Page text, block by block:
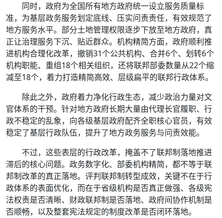
同时，政府为全国所有地方政府统一设立服务质量标
准，为基层政务服务划定底线、压实问责责任，有效规范了
地方服务水平。部分土地管理权限逐步下放至地方政府，真
正让治理服务下沉、贴近群众。机构精简方面，政府顺利推
进机构合理化改革，撤销31个公共机构、合并6个、划转6个
机构职能、重组18个相关组织，还将联邦部委数量从22个缩
减至18个，着力打造精简高效、层级扁平的联邦行政体系。
除此之外，政府着力净化行政生态，减少政治力量对文
官体系的干预。针对地方政府长期大量由代理长官履职、行
政不稳定的乱象，向各级基层政府配齐全职核心官员，有效
稳定了基层行政队伍，提升了地方政务服务与问责效能。
不过，这些表层的行政改革，掩盖不了联邦制落地推进
滞后的核心问题。政务数字化、部委机构精简，都不等于联
邦制改革的真正落地。评判联邦制转型成效，关键不在于行
政体系的表面优化，而在于省级机构是否真正做强、各级宪
法权责是否清晰、财政联邦制是否落地、政府间协作机制是
否顺畅，以及整套宪法规定的制度改革是否闭环落地。